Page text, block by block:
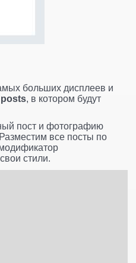
больших дисплеев и
posts, в котором будут
пост и фотографию
все посты по
стили.